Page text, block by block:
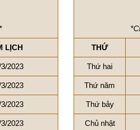
LỊCH
2023
2023
2023
2023
THỨ
Thứ hai
Thứ năm
Thứ bảy
Chủ nhật